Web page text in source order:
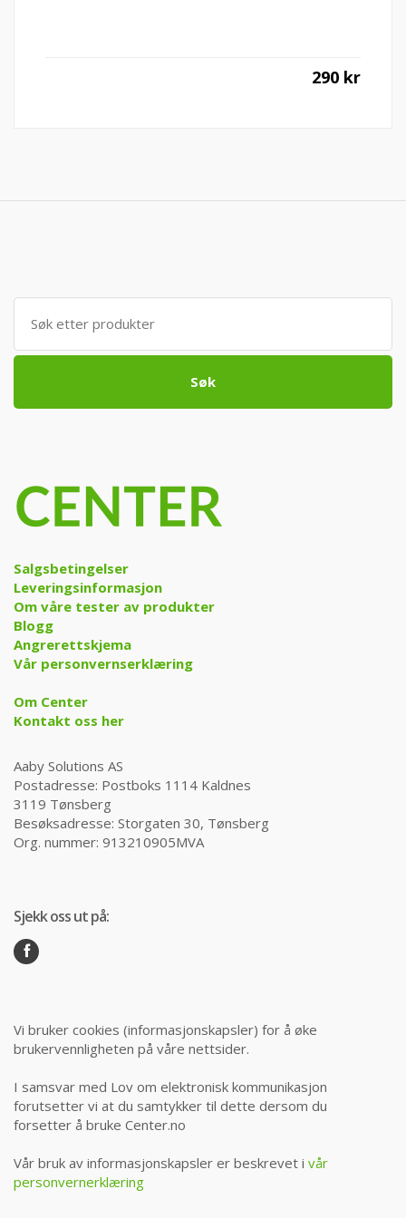
290 kr
Søk
etter:
Søk
Salgsbetingelser
Leveringsinformasjon
Om våre tester av produkter
Blogg
Angrerettskjema
Vår personvernserklæring
Om Center
Kontakt oss her
Aaby Solutions AS
Postadresse: Postboks 1114 Kaldnes
3119 Tønsberg
Besøksadresse: Storgaten 30, Tønsberg
Org. nummer: 913210905MVA
Sjekk oss ut på:
Vi bruker cookies (informasjonskapsler) for å øke
brukervennligheten på våre nettsider.
I samsvar med Lov om elektronisk kommunikasjon
forutsetter vi at du samtykker til dette dersom du
forsetter å bruke Center.no
Vår bruk av informasjonskapsler er beskrevet i vår
personvernerklæring